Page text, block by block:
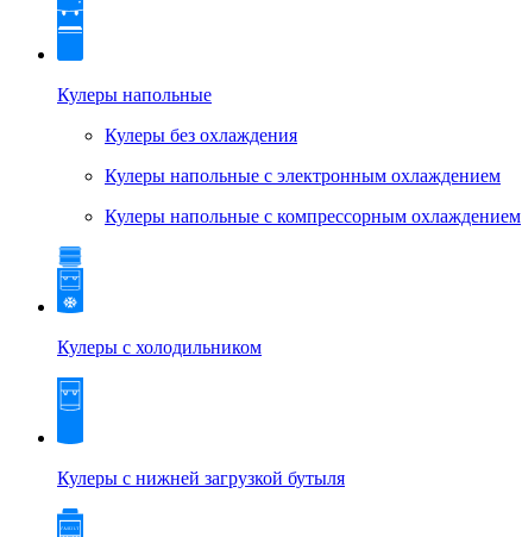
Кулеры напольные
Кулеры без охлаждения
Кулеры напольные с электронным охлаждением
Кулеры напольные с компрессорным охлаждением
Кулеры с холодильником
Кулеры с нижней загрузкой бутыля